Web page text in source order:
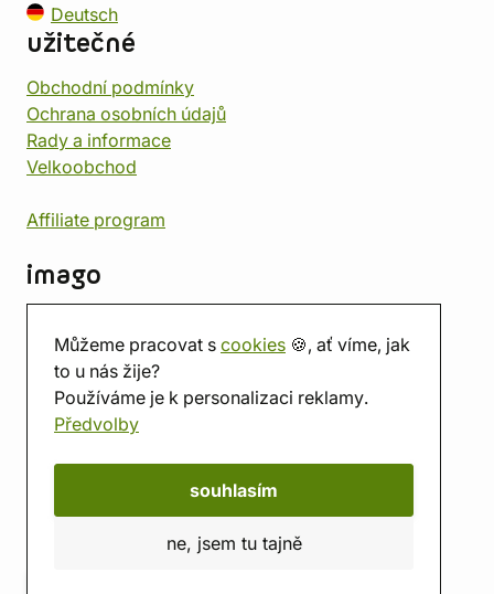
Můžeme pracovat s cookies 🍪, ať víme, jak
to u nás žije?
Používáme je k personalizaci reklamy.
Předvolby
souhlasím
ne, jsem tu tajně
Deutsch
užitečné
Obchodní podmínky
Ochrana osobních údajů
Rady a informace
Velkoobchod
Affiliate program
imago
Prodejna
Herna
O nás
Hodnocení obchodu